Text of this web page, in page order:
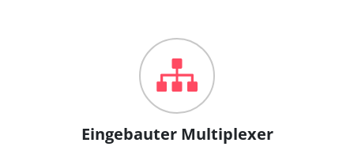
Eingebauter Multiplexer